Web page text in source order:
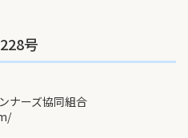
号
ナーズ協同組合